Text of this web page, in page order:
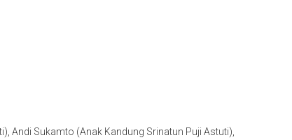
Andi Sukamto (Anak Kandung Srinatun Puji Astuti),